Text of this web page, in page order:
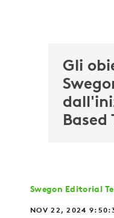
Gli
Based
Swegon Editorial
NOV 22, 2024